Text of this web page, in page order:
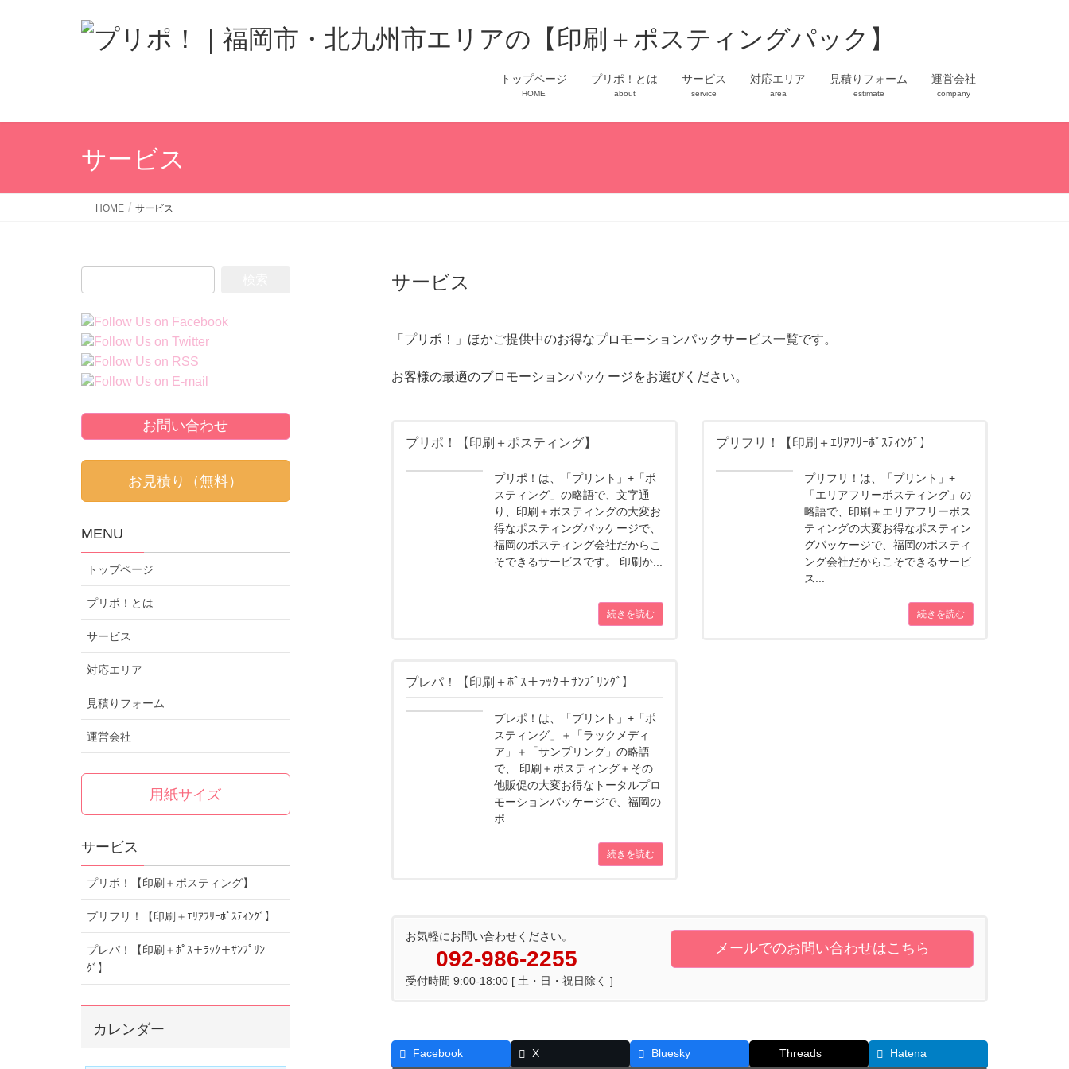
トップページ
HOME
プリポ！とは
about
サービス
service
対応エリア
area
見積りフォーム
estimate
運営会社
company
サービス
HOME サービス
サービス
「プリポ！」ほかご提供中のお得なプロモーションパックサービス一覧です。
お客様の最適のプロモーションパッケージをお選びください。
プリポ！【印刷＋ポスティング】
プリポ！は、「プリント」+「ポ
スティング」の略語で、文字通
り、印刷＋ポスティングの大変お
得なポスティングパッケージで、
福岡のポスティング会社だからこ
そできるサービスです。 印刷か...
続きを読む
プリフリ！【印刷＋ｴﾘｱﾌﾘｰﾎﾟｽﾃｨﾝｸﾞ】
プリフリ！は、「プリント」+
「エリアフリーポスティング」の
略語で、印刷＋エリアフリーポス
ティングの大変お得なポスティン
グパッケージで、福岡のポスティ
ング会社だからこそできるサービ
ス...
続きを読む
プレパ！【印刷＋ﾎﾟｽ＋ﾗｯｸ＋ｻﾝﾌﾟﾘﾝｸﾞ】
プレポ！は、「プリント」+「ポ
スティング」＋「ラックメディ
ア」＋「サンプリング」の略語
で、 印刷＋ポスティング＋その
他販促の大変お得なトータルプロ
モーションパッケージで、福岡の
ポ...
続きを読む
お気軽にお問い合わせください。
092-986-2255
受付時間 9:00-18:00 [ 土・日・祝日除く ]
メールでのお問い合わせはこちら
Facebook X Bluesky Threads Hatena
お問い合わせ
お見積り（無料）
MENU
トップページ
プリポ！とは
サービス
対応エリア
見積りフォーム
運営会社
用紙サイズ
サービス
プリポ！【印刷＋ポスティング】
プリフリ！【印刷＋ｴﾘｱﾌﾘｰﾎﾟｽﾃｨﾝｸﾞ】
プレパ！【印刷＋ﾎﾟｽ＋ﾗｯｸ＋ｻﾝﾌﾟﾘﾝ
ｸﾞ】
カレンダー